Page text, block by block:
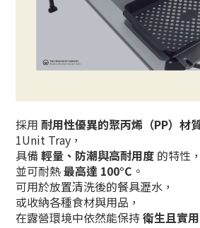
採用 耐用性優異的聚丙烯（PP）材
1Unit Tray，
具備 輕量、防潮與高耐用度 的特性，
並可耐熱最高達 100°C 。
可用於放置清洗後的餐具瀝水，
或收納各種食材與用品，
在露營環境中依然能保持衛生且實